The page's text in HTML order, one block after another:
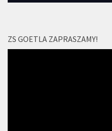
ZS GOETLA ZAPRASZAMY!